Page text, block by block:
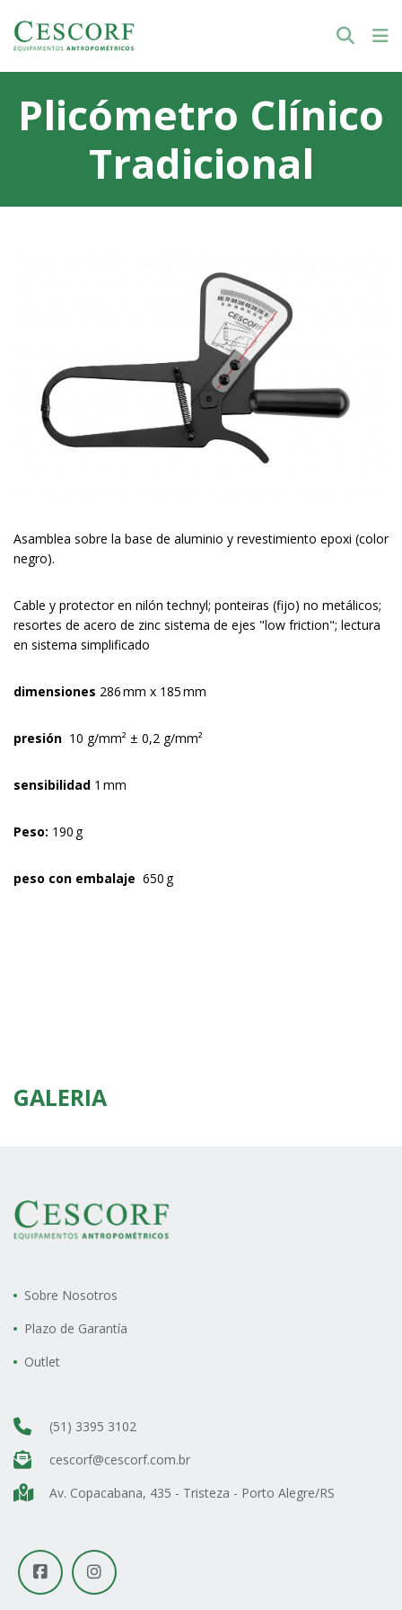
Plicómetro Clínico
Tradicional
Asamblea sobre la base de aluminio y revestimiento epoxi (color
negro).
Cable y protector en nilón technyl; ponteiras (fijo) no metálicos;
resortes de acero de zinc sistema de ejes "low friction"; lectura
en sistema simplificado
dimensiones 286 mm x 185 mm
presión 10 g/mm² ± 0,2 g/mm²
sensibilidad 1 mm
Peso: 190 g
peso con embalaje 650 g
GALERIA
Sobre Nosotros
Plazo de Garantía
Outlet
(51) 3395 3102
cescorf@cescorf.com.br
Av. Copacabana, 435 - Tristeza - Porto Alegre/RS